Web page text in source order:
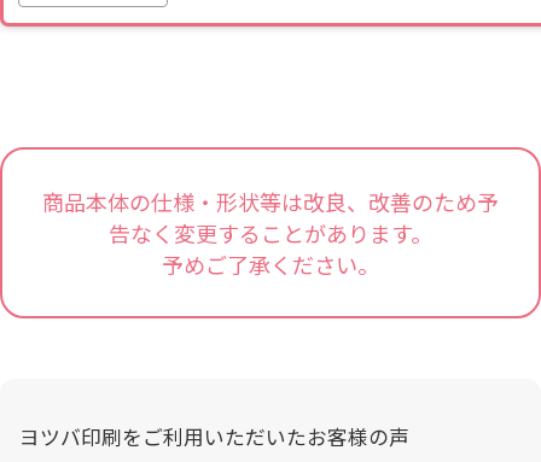
商品本体の仕様・形状等は改良、改善のため予
告なく変更することがあります。
予めご了承ください。
ヨツバ印刷をご利用いただいたお客様の声